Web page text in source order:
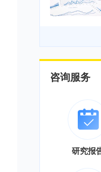
咨询服务
研究报